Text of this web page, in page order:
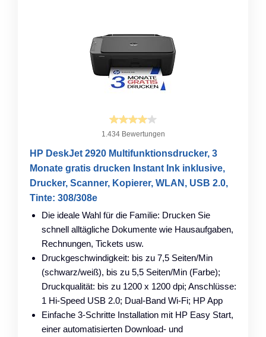
1.434 Bewertungen
HP DeskJet 2920 Multifunktionsdrucker, 3
Monate gratis drucken Instant Ink inklusive,
Drucker, Scanner, Kopierer, WLAN, USB 2.0,
Tinte: 308/308e
Die ideale Wahl für die Familie: Drucken Sie
schnell alltägliche Dokumente wie Hausaufgaben,
Rechnungen, Tickets usw.
Druckgeschwindigkeit: bis zu 7,5 Seiten/Min
(schwarz/weiß), bis zu 5,5 Seiten/Min (Farbe);
Druckqualität: bis zu 1200 x 1200 dpi; Anschlüsse:
1 Hi-Speed USB 2.0; Dual-Band Wi-Fi; HP App
Einfache 3-Schritte Installation mit HP Easy Start,
einer automatisierten Download- und